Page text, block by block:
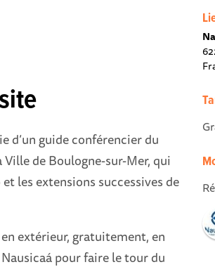
d’un guide conférencier du
de Boulogne-sur-Mer, qui
les extensions successives de
extérieur, gratuitement, en
pour faire le tour du